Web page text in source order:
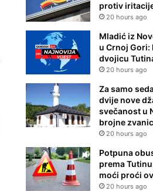
protiv
20 hours ago
Mladić iz
u Crnoj
dvojicu
20 hours ago
Za samo
dvije nove
svečanost u
brojne
20 hours ago
Potpuna
prema
moći proći
20 hours ago